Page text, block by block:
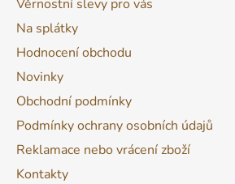
Věrnostní slevy pro vás
Na splátky
Hodnocení obchodu
Novinky
Obchodní podmínky
Podmínky ochrany osobních údajů
Reklamace nebo vrácení zboží
Kontakty